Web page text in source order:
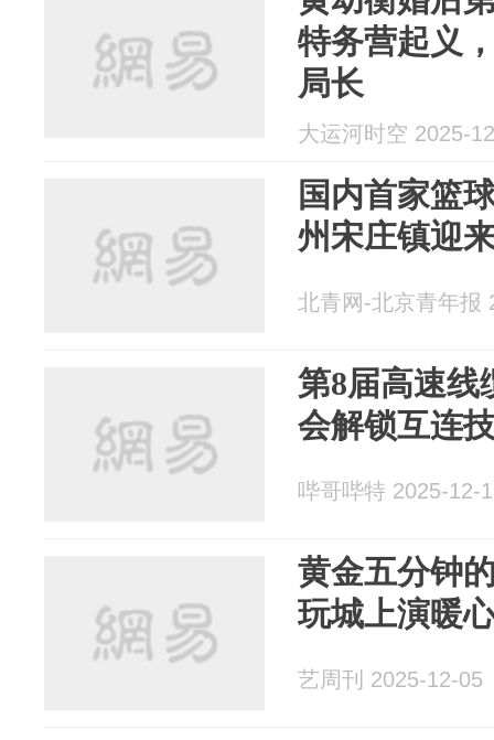
特务营起义
局长
大运河时空 2025-
国内首家篮
州宋庄镇迎
北青网-北京青年报
第8届高速线
会解锁互连
哔哥哔特 2025-12-
黄金五分钟
玩城上演暖
艺周刊 2025-12-05